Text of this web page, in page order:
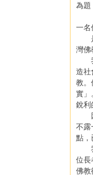
為題
一名
是
灣佛
我
造社
教。
實」
銳利
因
不露
點，
我
位長
佛教